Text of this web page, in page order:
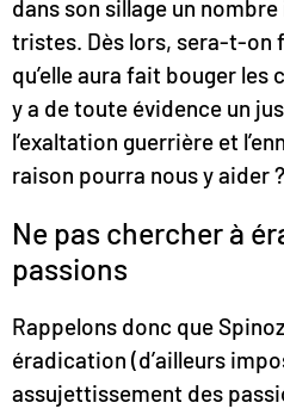
dans son sillage un
tristes. Dès lors, sera-t-on
qu’elle aura fait bouger les
y a de toute évidence un
l’exaltation guerrière et
raison pourra nous y aider ?
Ne pas chercher à
passions
Rappelons donc que
éradication (d’ailleurs
assujettissement des